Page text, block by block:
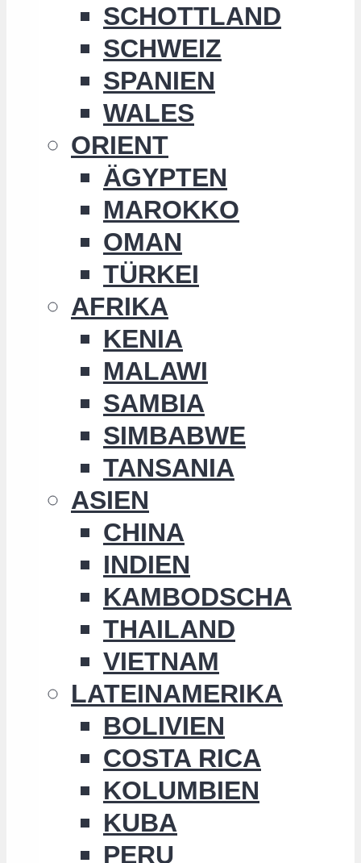
SCHOTTLAND
SCHWEIZ
SPANIEN
WALES
ORIENT
ÄGYPTEN
MAROKKO
OMAN
TÜRKEI
AFRIKA
KENIA
MALAWI
SAMBIA
SIMBABWE
TANSANIA
ASIEN
CHINA
INDIEN
KAMBODSCHA
THAILAND
VIETNAM
LATEINAMERIKA
BOLIVIEN
COSTA RICA
KOLUMBIEN
KUBA
PERU